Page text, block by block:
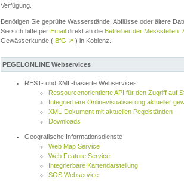
Verfügung.
Benötigen Sie geprüfte Wasserstände, Abflüsse oder ältere
Sie sich bitte per Email direkt an die Betreiber der Messstellen
Gewässerkunde ( BfG ↗ ) in Koblenz.
PEGELONLINE Webservices
REST- und XML-basierte Webservices
Ressourcenorientierte API für den Zugriff auf
Integrierbare Onlinevisualisierung aktueller
XML-Dokument mit aktuellen Pegelständen
Downloads
Geografische Informationsdienste
Web Map Service
Web Feature Service
Integrierbare Kartendarstellung
SOS Webservice